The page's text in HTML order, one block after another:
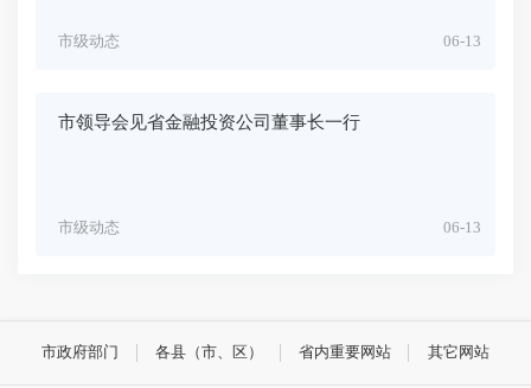
06-13
市级动态
市领导会见省金融投资公司董事长一行
06-13
市级动态
市政府部门 各县（市、区） 省内重要网站 其它网站